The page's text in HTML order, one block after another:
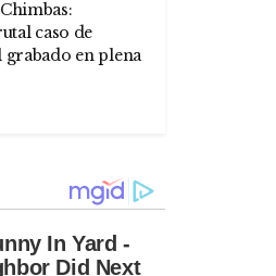
caso de
en plena